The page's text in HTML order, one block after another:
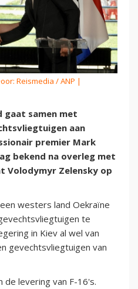
Reismedia / ANP |
gaat samen met
aan
premier Mark
bekend na overleg met
Volodymyr Zelensky op
westers land Oekraïne
te
in Kiev al wel van
gevechtsvliegtuigen van
de levering van F-16's.